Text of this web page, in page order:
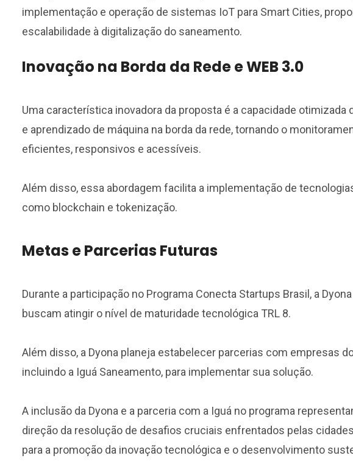
implementação e operação de sistemas IoT para Smart Cities,
escalabilidade à digitalização do saneamento.
Inovação na Borda da Rede e WEB 3.0
Uma característica inovadora da proposta é a capacidade
e aprendizado de máquina na borda da rede, tornando o
eficientes, responsivos e acessíveis.
Além disso, essa abordagem facilita a implementação de
como blockchain e tokenização.
Metas e Parcerias Futuras
Durante a participação no Programa Conecta Startups Brasil, a
buscam atingir o nível de maturidade tecnológica TRL 8.
Além disso, a Dyona planeja estabelecer parcerias com empresas
incluindo a Iguá Saneamento, para implementar sua solução.
A inclusão da Dyona e a parceria com a Iguá no programa
direção da resolução de desafios cruciais enfrentados pelas
para a promoção da inovação tecnológica e o desenvolvimento